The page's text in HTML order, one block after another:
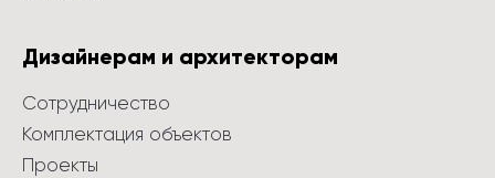
Дизайнерам и архитекторам
Сотрудничество
Комплектация объектов
Проекты